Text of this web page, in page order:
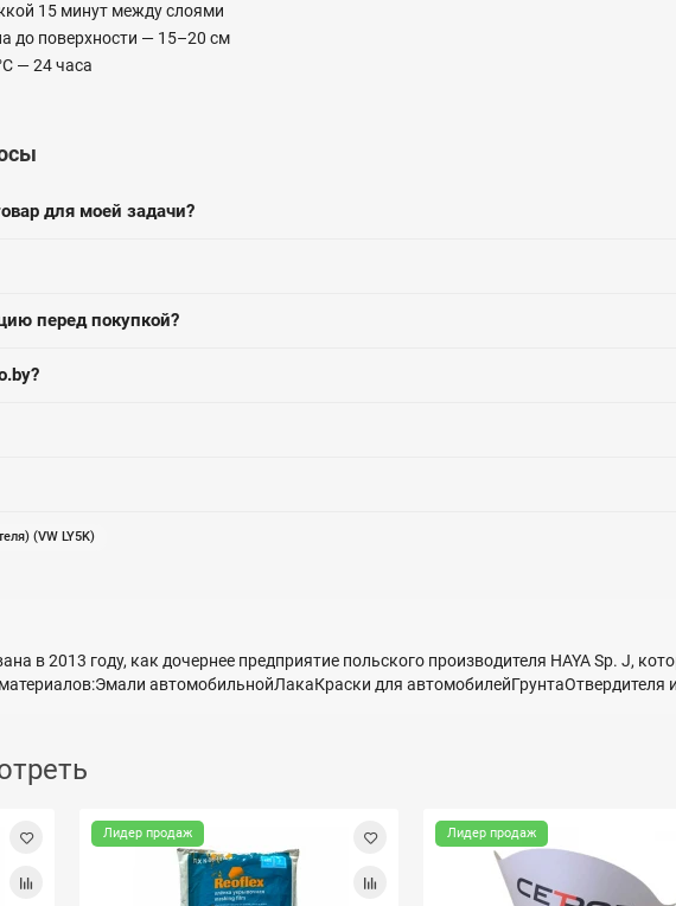
15 минут между слоями
до поверхности — 15–20 см
— 24 часа
для моей задачи?
перед покупкой?
(VW LY5K)
в 2013 году, как дочернее предприятие польского производителя HAYA Sp. J,
автомобильнойЛакаКраски для автомобилейГрунтаОтвердителя
Лидер продаж Лидер продаж